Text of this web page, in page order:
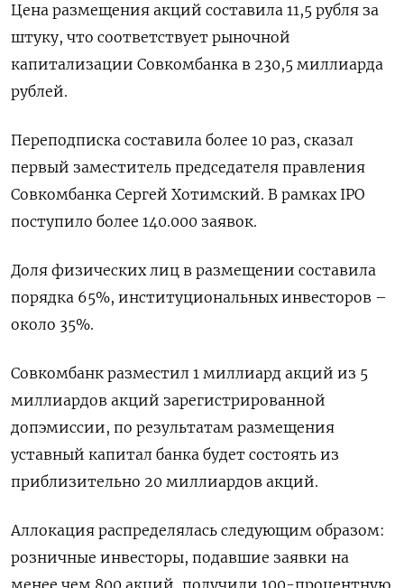
Цена размещения акций составила 11,5 рубля за
штуку, что соответствует рыночной
капитализации Совкомбанка в 230,5 миллиарда
рублей.
Переподписка составила более 10 раз, сказал
первый заместитель председателя правления
Совкомбанка Сергей Хотимский. В рамках IPO
поступило более 140.000 заявок.
Доля физических лиц в размещении составила
порядка 65%, институциональных инвесторов –
около 35%.
Совкомбанк разместил 1 миллиард акций из 5
миллиардов акций зарегистрированной
допэмиссии, по результатам размещения
уставный капитал банка будет состоять из
приблизительно 20 миллиардов акций.
Аллокация распределялась следующим образом:
розничные инвесторы, подавшие заявки на
менее чем 800 акций, получили 100-процентную